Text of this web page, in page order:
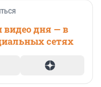
дня — в
сетях